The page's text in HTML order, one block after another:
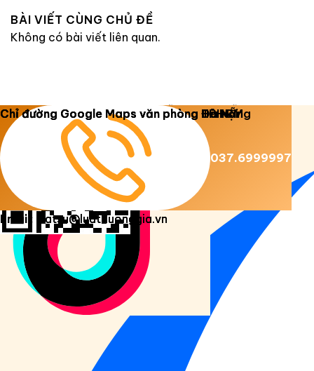
BÀI VIẾT CÙNG CHỦ ĐỀ
Không có bài viết liên quan.
Copyright 2026 © Luật Dương Gia